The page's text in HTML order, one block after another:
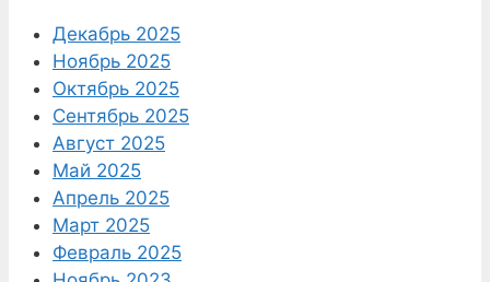
Декабрь 2025
Ноябрь 2025
Октябрь 2025
Сентябрь 2025
Август 2025
Май 2025
Апрель 2025
Март 2025
Февраль 2025